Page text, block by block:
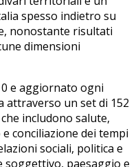
spesso indietro su
nonostante risultati
dimensioni
e aggiornato ogni
attraverso un set di 152
includono salute,
conciliazione dei tempi
sociali, politica e
soggettivo, paesaggio e